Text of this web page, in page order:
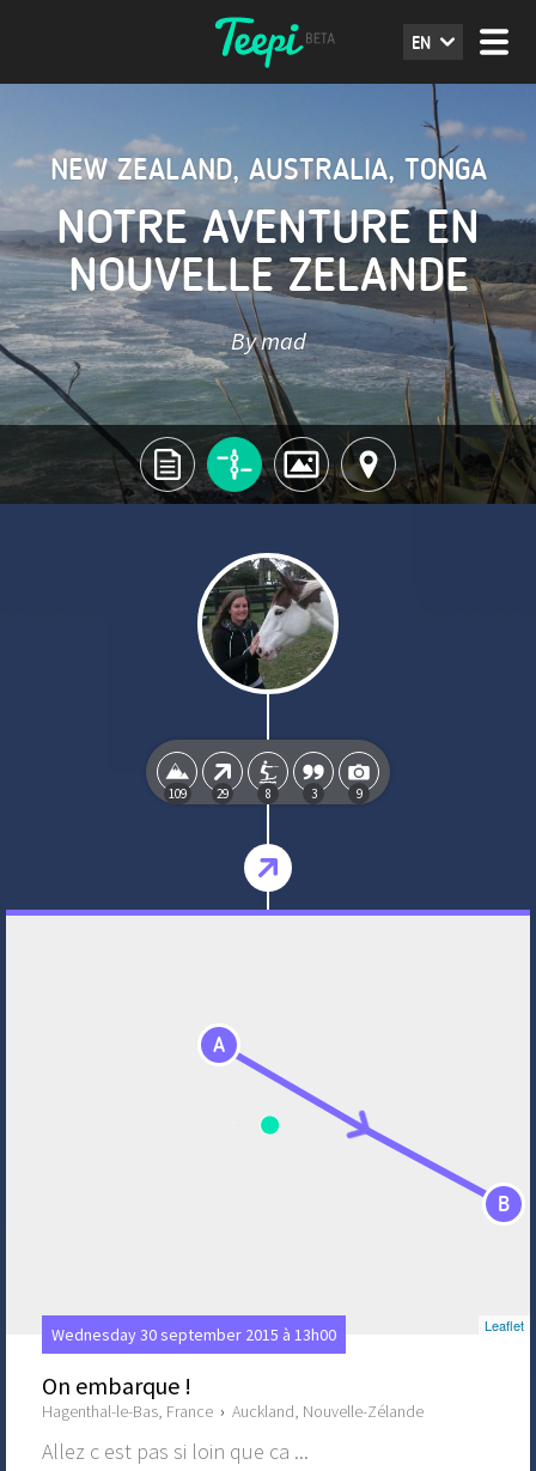
EN
NEW ZEALAND, AUSTRALIA, TONGA
NOTRE AVENTURE EN
NOUVELLE ZELANDE
By mad
109 29 8 3 9
A
B
Leaflet
Wednesday 30 september 2015 à 13h00
On embarque !
Hagenthal-le-Bas, France › Auckland, Nouvelle-Zélande
Allez c est pas si loin que ca ...